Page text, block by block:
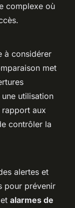
complexe où
à considérer
met
utilisation
aux
contrôler la
alertes et
pour prévenir
et alarmes de